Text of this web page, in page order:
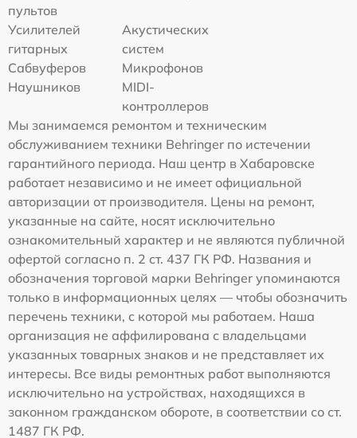
пультов
Усилителей
гитарных
Акустических
систем
Сабвуферов
Микрофонов
Наушников
MIDI-
контроллеров
Мы занимаемся ремонтом и техническим
обслуживанием техники Behringer по истечении
гарантийного периода. Наш центр в Хабаровске
работает независимо и не имеет официальной
авторизации от производителя. Цены на ремонт,
указанные на сайте, носят исключительно
ознакомительный характер и не являются публичной
офертой согласно п. 2 ст. 437 ГК РФ. Названия и
обозначения торговой марки Behringer упоминаются
только в информационных целях — чтобы обозначить
перечень техники, с которой мы работаем. Наша
организация не аффилирована с владельцами
указанных товарных знаков и не представляет их
интересы. Все виды ремонтных работ выполняются
исключительно на устройствах, находящихся в
законном гражданском обороте, в соответствии со ст.
1487 ГК РФ.